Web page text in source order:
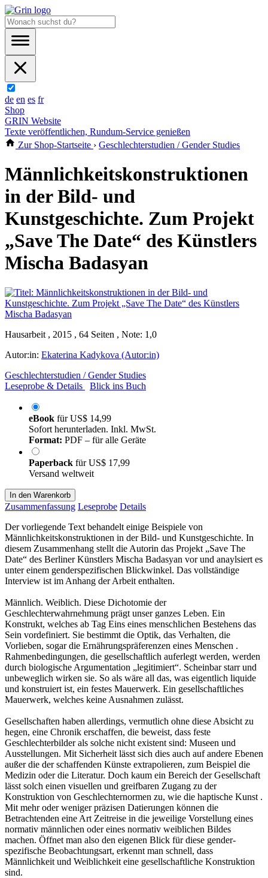
de en es fr
Shop
GRIN Website
Texte veröffentlichen, Rundum-Service genießen
Zur Shop-Startseite › Geschlechterstudien / Gender Studies
Männlichkeitskonstruktionen
in der Bild- und
Kunstgeschichte. Zum Projekt
„Save The Date“ des Künstlers
Mischa Badasyan
Hausarbeit , 2015 , 64 Seiten , Note: 1,0
Autor:in: Ekaterina Kadykova (Autor:in)
Geschlechterstudien / Gender Studies
Leseprobe & Details
Blick ins Buch
eBook fürUS$ 14,99
Sofort herunterladen. Inkl. MwSt.
Format: PDF – für alle Geräte
Paperback fürUS$ 17,99
Versand weltweit
In den Warenkorb
Zusammenfassung Leseprobe Details
Der vorliegende Text behandelt einige Beispiele von
Männlichkeitskonstruktionen in der Bild- und Kunstgeschichte. In
diesem Zusammenhang stellt die Autorin das Projekt „Save The
Date“ des Berliner Künstlers Mischa Badasyan vor und anaylsiert es
unter einem genderspezifischen Blickwinkel. Das vollständige
Interview ist im Anhang der Arbeit enthalten.
Männlich. Weiblich. Diese Dichotomie der
Geschlechterwahrnehmung prägt unser ganzes Leben. Ein
Konstrukt, welches ab Tag Eins eines menschlichen Bestehens das
Sein vordefiniert. Sie bestimmt die Optik, das Verhalten, die
Vorlieben, sogar die Ernährungspräferenzen eines Menschen .
Rahmenbedingungen, die gesellschaftlich auferlegt werden, werden
durch biologische Argumentation „legitimiert“. Scheinbar starr und
unbeweglich wirken sie. So als wäre all das, was eigentlich liquide
und konstruiert ist, ein festes Mauerwerk. Ein gesellschaftliches
Mauerwerk, welches keine Ausnahmen zulässt.
Gesellschaften haben allerdings, vermutlich ohne diese Absicht zu
hegen, eine Chronik erschaffen, die beweist, dass feste
Geschlechterbilder als solche nicht existent sind: Museen und
Ausstellungen. Mit Sicherheit lässt sich dies auch auf andere Ebenen
außer die der schaffenden Künste extrapolieren, zum Beispiel die
Medizin oder die Literatur. Doch kaum ein Bereich der Gesellschaft
lässt solch einen visuellen und greifbaren Zugang zu der
Konstruktion von Geschlechternormen zu, wie die haptische Kunst .
Mit mehr oder weniger präzisen Datierungen können die
Betrachtenden eine Art Zeitreise in die jeweilige Vorstellung eines
normativ männlichen oder eines normativ weiblichen Bildes
machen. Öffnet man also den eigenen Blick für diese gender-
spezifische Beobachtungsart, erkennt man schnell, dass
Männlichkeit und Weiblichkeit eine gesellschaftliche Konstruktion
sind.